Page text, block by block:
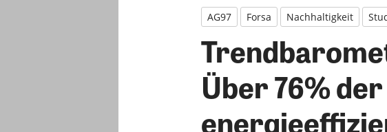
AG97 Forsa Nachhaltigkeit
Über 76%